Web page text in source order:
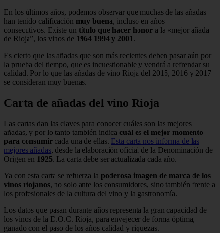
En los últimos años, podemos observar que muchas de las añadas
han tenido calificación muy buena, incluso en años
consecutivos. Existe un título que hacer honor a la «mejor añada
de Rioja”, los vinos de 1964 1994 y 2001 .
Es cierto que las añadas que son más recientes deben pasar aún por
la prueba del tiempo, que es incuestionable y vendrá a refrendar su
calidad. Por lo que las añadas de vino Rioja del 2015, 2016 y 2017
se consideran muy buenas.
Carta de añadas del vino Rioja
Las cartas dan las claves para conocer cuáles son las mejores
añadas, y por lo tanto también indica cuál es el mejor momento
para consumir cada una de ellas. Esta carta nos informa de las
mejores añadas, desde la elaboración oficial de la Denominación de
Origen en 1925. La carta debe ser actualizada cada año.
Ya con esta carta se refuerza la poderosa imagen de marca de los
vinos riojanos, no solo ante los consumidores, sino también frente a
los profesionales de la cultura del vino y la gastronomía.
Los datos que pasan durante años representa la gran capacidad de
los vinos de la D.O.C. Rioja, para envejecer de forma óptima,
ganado con el paso de los años calidad y riquezas.